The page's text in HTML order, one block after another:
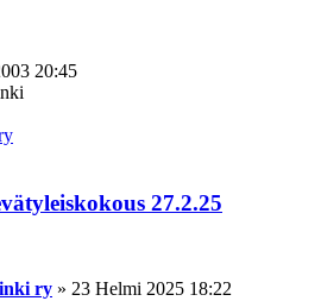
20:45
27.2.25
ry » 23 Helmi 2025 18:22